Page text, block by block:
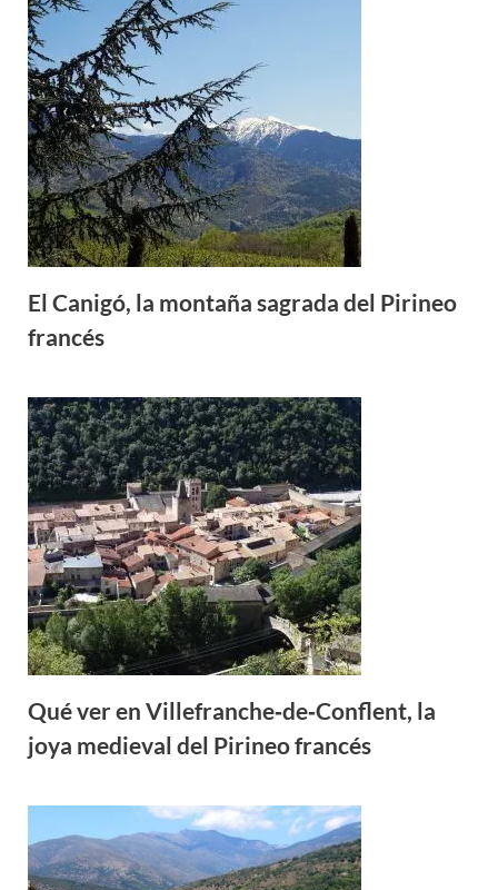
El Canigó, la montaña sagrada del Pirineo
francés
Qué ver en Villefranche‑de‑Conflent, la
joya medieval del Pirineo francés